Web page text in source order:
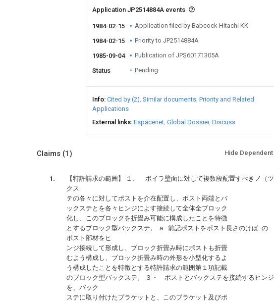
Application JP2514884A events
1984-02-15 Application filed by Babcock Hitachi KK
1984-02-15 Priority to JP2514884A
1985-09-04 Publication of JPS60171305A
Status Pending
Info Cited by (2) Similar documents Priority and Related
Applications
External links Espacenet Global Dossier Discuss
Claims (1) Hide Dependent
【特許請求の範囲】 １、 ボイラ壁面に対して複数段配置すべきノ（ツ
クス
テの各々に対してポストを介在配置し、ポスト両端とバ
ックステとを各々ヒンジによす接続して全体全ブロック
化し、このブロックを折畳み可能に構成したことを特徴
とするブロック型バックステ。 ａ−前記ポストをポスト長さのけば−の
ポスト部材をヒ
ンジ接続して形成し、ブロック折畳み時にポストも折畳
むよう構成し、ブロック折畳み時の外形を小型化するよ
う構成したことを特徴とする特許請求の範囲第１項記載
のブロック型バックステ。 ３・ ポストとバックステを接続するヒンジ
を、バック
ステに取り付けたブラケットと、このブラケット及びポ